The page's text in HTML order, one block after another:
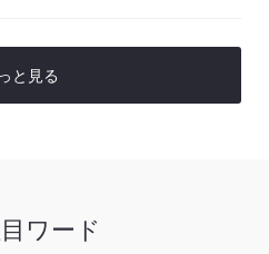
と見る
ワード